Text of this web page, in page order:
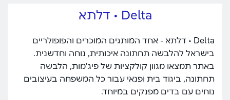
Delta • דלתא
Delta • דלתא - אחד המותגים המוכרים והפופולריים
בישראל להלבשה תחתונה איכותית, נוחה וחדשנית.
באתר תמצאו מגוון קולקציות של פיג'מות, הלבשה
תחתונה, ביגוד בית ופנאי עבור כל המשפחה בעיצובים
נוחים עם בדים מפנקים במיוחד.